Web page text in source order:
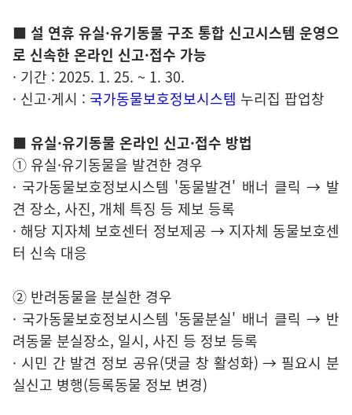
■ 설 연휴 유실·유기동물 구조 통합 신고시스템 운영으
로 신속한 온라인 신고·접수 가능
· 기간 : 2025. 1. 25. ~ 1. 30.
· 신고·게시 : 국가동물보호정보시스템 누리집 팝업창
■ 유실·유기동물 온라인 신고·접수 방법
① 유실·유기동물을 발견한 경우
· 국가동물보호정보시스템 '동물발견' 배너 클릭 → 발
견 장소, 사진, 개체 특징 등 제보 등록
· 해당 지자체 보호센터 정보제공 → 지자체 동물보호센
터 신속 대응
② 반려동물을 분실한 경우
· 국가동물보호정보시스템 '동물분실' 배너 클릭 → 반
려동물 분실장소, 일시, 사진 등 정보 등록
· 시민 간 발견 정보 공유(댓글 창 활성화) → 필요시 분
실신고 병행(등록동물 정보 변경)